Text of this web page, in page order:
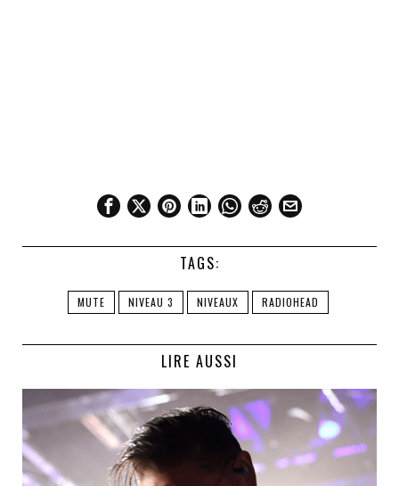
TAGS:
MUTE NIVEAU 3 NIVEAUX RADIOHEAD
LIRE AUSSI